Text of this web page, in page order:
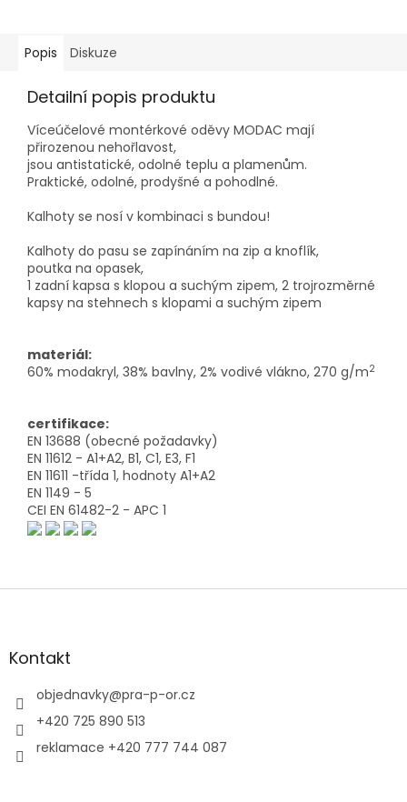
Popis Diskuze
Detailní popis produktu
Víceúčelové montérkové oděvy MODAC mají
přirozenou nehořlavost,
jsou antistatické, odolné teplu a plamenům.
Praktické, odolné, prodyšné a pohodlné.
Kalhoty se nosí v kombinaci s bundou!
Kalhoty do pasu se zapínáním na zip a knoflík,
poutka na opasek,
1 zadní kapsa s klopou a suchým zipem, 2 trojrozměrné
kapsy na stehnech s klopami a suchým zipem
materiál:
60% modakryl, 38% bavlny, 2% vodivé vlákno, 270 g/m2
certifikace:
EN 13688 (obecné požadavky)
EN 11612 - A1+A2, B1, C1, E3, F1
EN 11611 -třída 1, hodnoty A1+A2
EN 1149 - 5
CEI EN 61482-2 - APC 1
Z
aKontakt
objednavky@pra-p-or.cz
+420 725 890 513
reklamace +420 777 744 087